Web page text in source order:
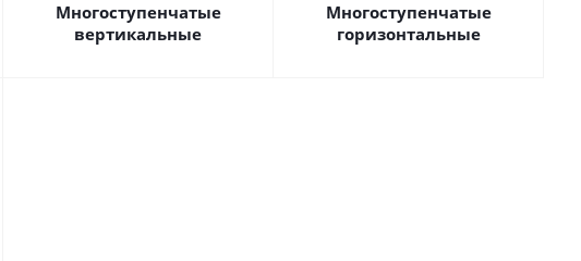
Многоступенчатые
вертикальные
Многоступенчатые
горизонтальные